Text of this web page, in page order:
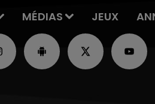
MÉDIAS JEUX